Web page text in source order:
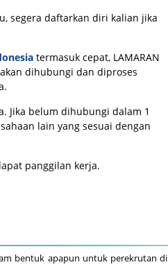
segera daftarkan diri kalian jika
termasuk cepat, LAMARAN
dihubungi dan diproses
Jika belum dihubungi dalam 1
lain yang sesuai dengan
panggilan kerja.
bentuk apapun untuk perekrutan di